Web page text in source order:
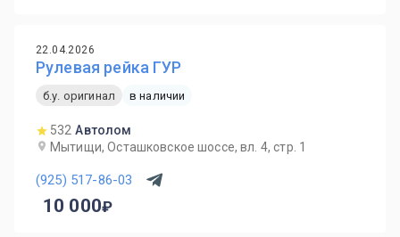
22.04.2026
Рулевая рейка ГУР
б.у. оригинал в наличии
532 Автолом
Мытищи, Осташковское шоссе, вл. 4, стр. 1
(925) 517-86-03
10 000